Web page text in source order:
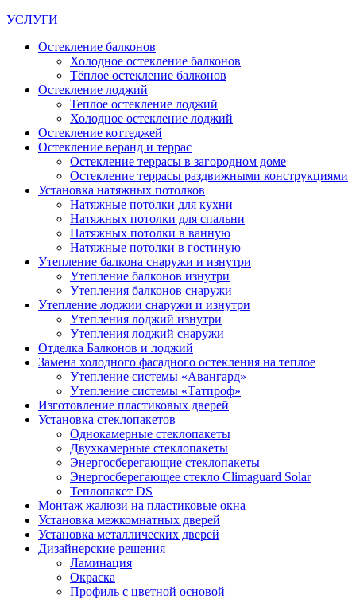
УСЛУГИ
Остекление балконов
Холодное остекление балконов
Тёплое остекление балконов
Остекление лоджий
Теплое остекление лоджий
Холодное остекление лоджий
Остекление коттеджей
Остекление веранд и террас
Остекление террасы в загородном доме
Остекление террасы раздвижными конструкциями
Установка натяжных потолков
Натяжные потолки для кухни
Натяжных потолки для спальни
Натяжных потолки в ванную
Натяжные потолки в гостиную
Утепление балкона снаружи и изнутри
Утепление балконов изнутри
Утепления балконов снаружи
Утепление лоджии снаружи и изнутри
Утепления лоджий изнутри
Утепления лоджий снаружи
Отделка Балконов и лоджий
Замена холодного фасадного остекления на теплое
Утепление системы «Авангард»
Утепление системы «Татпроф»
Изготовление пластиковых дверей
Установка стеклопакетов
Однокамерные стеклопакеты
Двухкамерные стеклопакеты
Энергосберегающие стеклопакеты
Энергосберегающее стекло Climaguard Solar
Теплопакет DS
Монтаж жалюзи на пластиковые окна
Установка межкомнатных дверей
Установка металлических дверей
Дизайнерские решения
Ламинация
Окраска
Профиль с цветной основой